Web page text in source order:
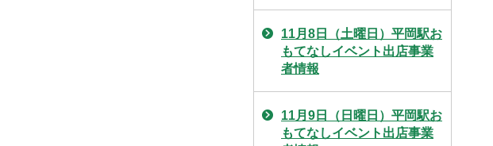
11月8日（土曜日）平岡駅お
もてなしイベント出店事業
者情報
11月9日（日曜日）平岡駅お
もてなしイベント出店事業